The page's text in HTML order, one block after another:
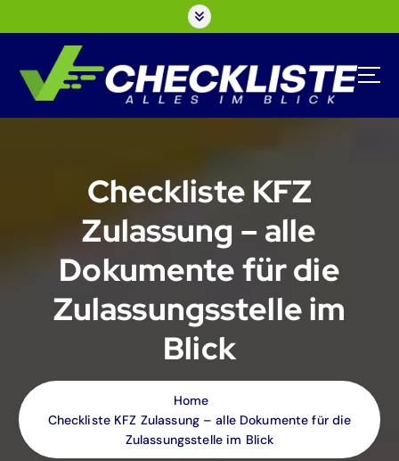
Checkliste KFZ
Zulassung – alle
Dokumente für die
Zulassungsstelle im
Blick
Home
Checkliste KFZ Zulassung – alle Dokumente für die
Zulassungsstelle im Blick